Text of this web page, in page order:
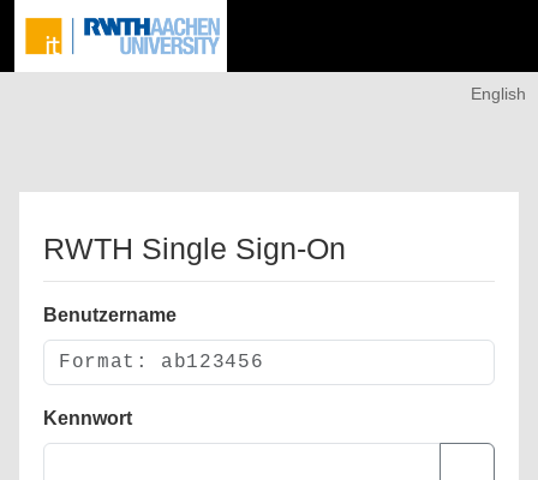
English
RWTH Single Sign-On
Benutzername
Kennwort